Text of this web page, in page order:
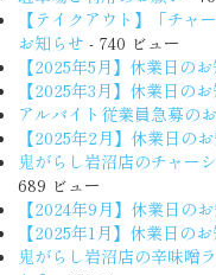
【テイクアウト】「チャ
お知らせ - 740 ビュー
【2025年5月】休業日の
【2025年3月】休業日の
アルバイト従業員急募の
【2025年2月】休業日の
鬼がらし岩沼店のチャー
689 ビュー
【2024年9月】休業日の
【2025年1月】休業日の
鬼がらし岩沼店の辛味噌